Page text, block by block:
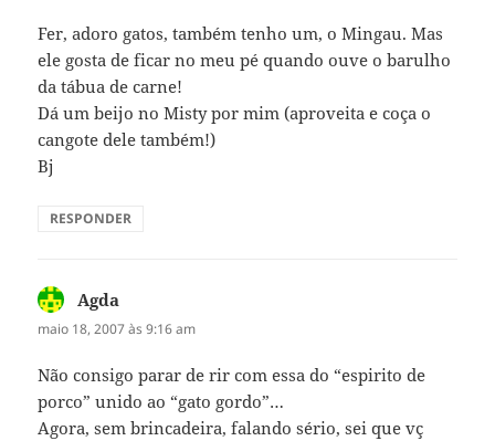
Fer, adoro gatos, também tenho um, o Mingau. Mas
ele gosta de ficar no meu pé quando ouve o barulho
da tábua de carne!
Dá um beijo no Misty por mim (aproveita e coça o
cangote dele também!)
Bj
RESPONDER
Agda
maio 18, 2007 às 9:16 am
Não consigo parar de rir com essa do “espirito de
porco” unido ao “gato gordo”…
Agora, sem brincadeira, falando sério, sei que vç